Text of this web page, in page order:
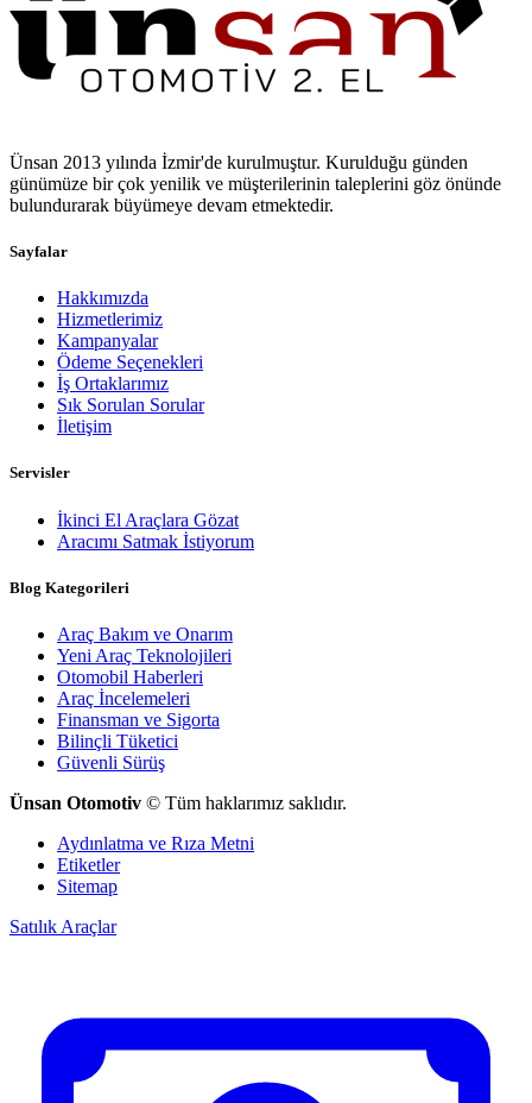
Ünsan 2013 yılında İzmir'de kurulmuştur. Kurulduğu günden
günümüze bir çok yenilik ve müşterilerinin taleplerini göz önünde
bulundurarak büyümeye devam etmektedir.
Sayfalar
Hakkımızda
Hizmetlerimiz
Kampanyalar
Ödeme Seçenekleri
İş Ortaklarımız
Sık Sorulan Sorular
İletişim
Servisler
İkinci El Araçlara Gözat
Aracımı Satmak İstiyorum
Blog Kategorileri
Araç Bakım ve Onarım
Yeni Araç Teknolojileri
Otomobil Haberleri
Araç İncelemeleri
Finansman ve Sigorta
Bilinçli Tüketici
Güvenli Sürüş
Ünsan Otomotiv © Tüm haklarımız saklıdır.
Aydınlatma ve Rıza Metni
Etiketler
Sitemap
Satılık Araçlar